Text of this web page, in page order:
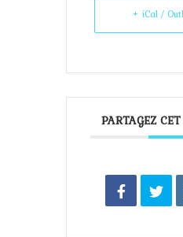
+ iCal /
PARTAGEZ